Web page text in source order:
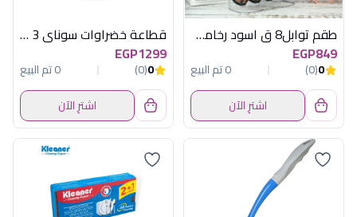
طقم توابل8 ق اسود رخامى باستاند هابى هوم
EGP849
0
(0)
0 تم البيع
اشترِ الآن
قطاعة خضراوات سوناى 3 سكينة 450 وات احمر
EGP1299
0
(0)
0 تم البيع
اشترِ الآن